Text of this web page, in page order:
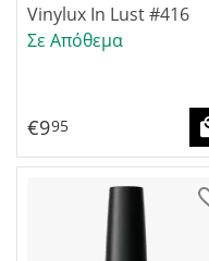
Vinylux In Lust #416
Σε Απόθεμα
€995